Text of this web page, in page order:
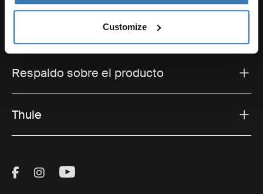
Customize
Respaldo sobre el producto
Thule
Visit Thule on Facebook (external link)
Visit Thule on Instagram (external link)
Visit Thule on Youtube (external